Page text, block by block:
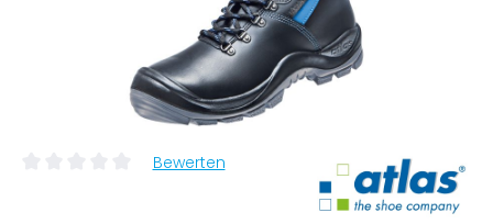
Durchschnittliche Bewertung von 0 von 5 Sternen
Bewerten